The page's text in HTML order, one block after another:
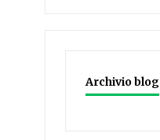
Archivio blog